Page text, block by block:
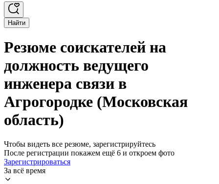
Найти
Резюме соискателей на
должность ведущего
инженера связи в
Агрогородке (Московская
область)
Чтобы видеть все резюме, зарегистрируйтесь
После регистрации покажем ещё 6 и откроем фото
Зарегистрироваться
За всё время